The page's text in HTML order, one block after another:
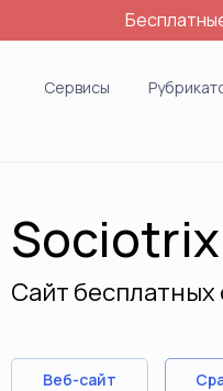
Сервисы
Сайт
Веб-сайт